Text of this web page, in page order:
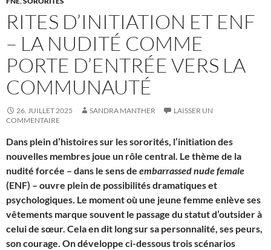
RITES D’INITIATION ET ENF
– LA NUDITÉ COMME
PORTE D’ENTRÉE VERS LA
COMMUNAUTÉ
26. JUILLET 2025 SANDRA MANTHER
LAISSER UN
COMMENTAIRE
Dans plein d’histoires sur les sororités, l’initiation des
nouvelles membres joue un rôle central. Le thème de la
nudité forcée – dans le sens de embarrassed nude female
(ENF) – ouvre plein de possibilités dramatiques et
psychologiques. Le moment où une jeune femme enlève ses
vêtements marque souvent le passage du statut d’outsider à
celui de sœur. Cela en dit long sur sa personnalité, ses peurs,
son courage. On développe ci-dessous trois scénarios